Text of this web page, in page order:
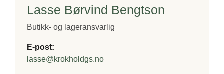
Lasse Børvind Bengtson
Butikk‑ og lageransvarlig
E‑post:
lasse@krokholdgs.no